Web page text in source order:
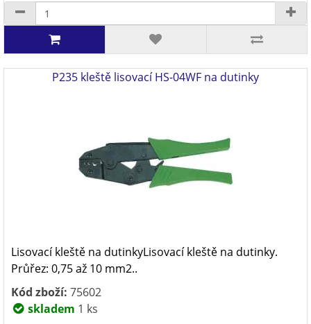
P235 kleště lisovací HS-04WF na dutinky
Lisovací kleště na dutinkyLisovací kleště na dutinky.
Průřez: 0,75 až 10 mm2..
Kód zboží: 75602
skladem 1 ks